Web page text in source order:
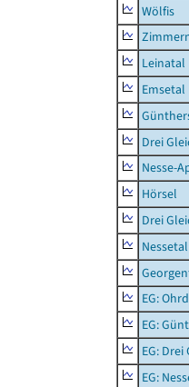
Wölfis
Leinatal
Emsetal
Drei
Nesse-
Hörsel
Drei
Nessetal
EG:
EG:
EG:
EG: